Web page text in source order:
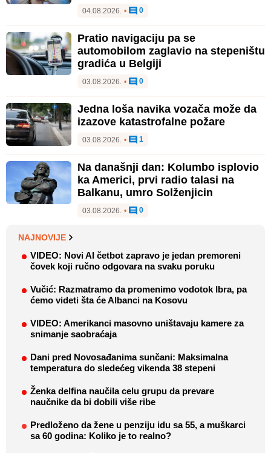
04.08.2026. • 0
Pratio navigaciju pa se
automobilom zaglavio na stepeništu
gradića u Belgiji
03.08.2026. • 0
Jedna loša navika vozača može da
izazove katastrofalne požare
03.08.2026. • 1
Na današnji dan: Kolumbo isplovio
ka Americi, prvi radio talasi na
Balkanu, umro Solženjicin
03.08.2026. • 0
NAJNOVIJE
VIDEO: Novi AI četbot zapravo je jedan premoreni
čovek koji ručno odgovara na svaku poruku
Vučić: Razmatramo da promenimo vodotok Ibra, pa
ćemo videti šta će Albanci na Kosovu
VIDEO: Amerikanci masovno uništavaju kamere za
snimanje saobraćaja
Dani pred Novosađanima sunčani: Maksimalna
temperatura do sledećeg vikenda 38 stepeni
Ženka delfina naučila celu grupu da prevare
naučnike da bi dobili više ribe
Predloženo da žene u penziju idu sa 55, a muškarci
sa 60 godina: Koliko je to realno?